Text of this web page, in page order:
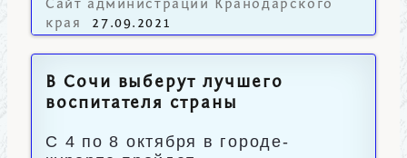
Сайт администрации Кранодарского
края
27.09.2021
В Сочи выберут лучшего
воспитателя страны
С 4 по 8 октября в городе-